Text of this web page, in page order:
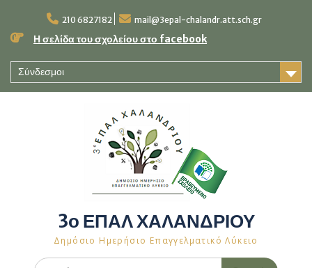
content
210 6827182 mail@3epal-chalandr.att.sch.gr
Η σελίδα του σχολείου στο facebook
Σύνδεσμοι
3ο ΕΠΑΛ ΧΑΛΑΝΔΡΙΟΥ
Δημόσιο Ημερήσιο Επαγγελματικό Λύκειο
Search